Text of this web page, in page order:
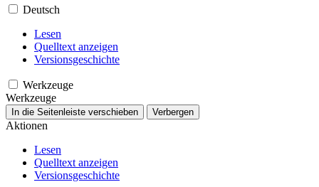
Deutsch
Lesen
Quelltext anzeigen
Versionsgeschichte
Werkzeuge
Werkzeuge
In die Seitenleiste verschieben Verbergen
Aktionen
Lesen
Quelltext anzeigen
Versionsgeschichte